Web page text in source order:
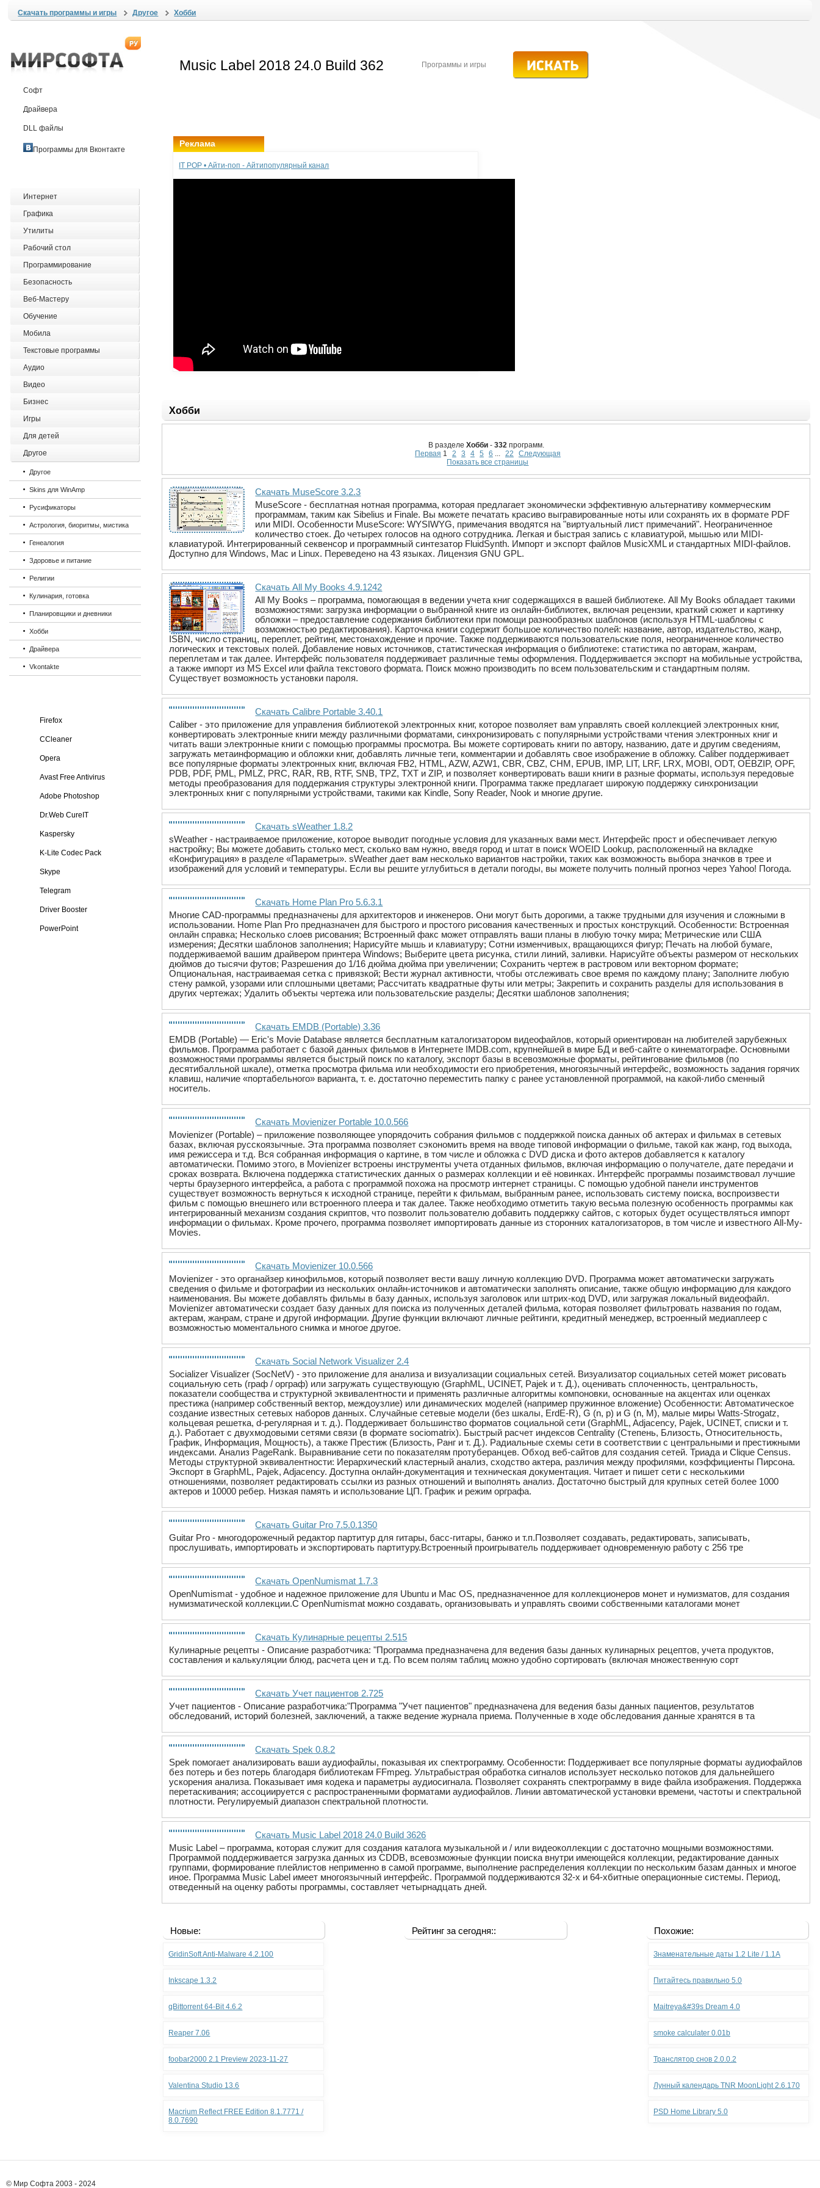
Скачать программы и игры Другое Хобби
Программы и игры
Софт
Драйвера
DLL файлы
Программы для Вконтакте
Интернет
Графика
Утилиты
Рабочий стол
Программирование
Безопасность
Веб-Мастеру
Обучение
Мобила
Текстовые программы
Аудио
Видео
Бизнес
Игры
Для детей
Другое
Другое
Skins для WinAmp
Русификаторы
Астрология, биоритмы, мистика
Генеалогия
Здоровье и питание
Религии
Кулинария, готовка
Планировщики и дневники
Хобби
Драйвера
Vkontakte
Firefox
CCleaner
Opera
Avast Free Antivirus
Adobe Photoshop
Dr.Web CureIT
Kaspersky
K-Lite Codec Pack
Skype
Telegram
Driver Booster
PowerPoint
Реклама
IT POP • Айти-поп - Айтипопулярный канал
Хобби
В разделе Хобби- 332программ.
Первая 1 2 3 4 5 6 ... 22
Следующая
Показать все страницы
Скачать MuseScore 3.2.3
MuseScore - бесплатная нотная программа, которая предлагает экономически эффективную альтернативу коммерческим
программам, таким как Sibelius и Finale. Вы можете печатать красиво выгравированные ноты или сохранять их в формате PDF
или MIDI. Особенности MuseScore: WYSIWYG, примечания вводятся на "виртуальный лист примечаний". Неограниченное
количество стоек. До четырех голосов на одного сотрудника. Легкая и быстрая запись с клавиатурой, мышью или MIDI-
клавиатурой. Интегрированный секвенсор и программный синтезатор FluidSynth. Импорт и экспорт файлов MusicXML и стандартных MIDI-файлов.
Доступно для Windows, Mac и Linux. Переведено на 43 языках. Лицензия GNU GPL.
Скачать All My Books 4.9.1242
All My Books – программа, помогающая в ведении учета книг содержащихся в вашей библиотеке. All My Books обладает такими
возможностями: загрузка информации о выбранной книге из онлайн-библиотек, включая рецензии, краткий сюжет и картинку
обложки – предоставление содержания библиотеки при помощи разнообразных шаблонов (используя HTML-шаблоны с
возможностью редактирования). Карточка книги содержит большое количество полей: название, автор, издательство, жанр,
ISBN, число страниц, переплет, рейтинг, местонахождение и прочие. Также поддерживаются пользовательские поля, неограниченное количество
логических и текстовых полей. Добавление новых источников, статистическая информация о библиотеке: статистика по авторам, жанрам,
переплетам и так далее. Интерфейс пользователя поддерживает различные темы оформления. Поддерживается экспорт на мобильные устройства,
а также импорт из MS Excel или файла текстового формата. Поиск можно производить по всем пользовательским и стандартным полям.
Существует возможность установки пароля.
Скачать Calibre Portable 3.40.1
Caliber - это приложение для управления библиотекой электронных книг, которое позволяет вам управлять своей коллекцией электронных книг,
конвертировать электронные книги между различными форматами, синхронизировать с популярными устройствами чтения электронных книг и
читать ваши электронные книги с помощью программы просмотра. Вы можете сортировать книги по автору, названию, дате и другим сведениям,
загружать метаинформацию и обложки книг, добавлять личные теги, комментарии и добавлять свое изображение в обложку. Caliber поддерживает
все популярные форматы электронных книг, включая FB2, HTML, AZW, AZW1, CBR, CBZ, CHM, EPUB, IMP, LIT, LRF, LRX, MOBI, ODT, OEBZIP, OPF,
PDB, PDF, PML, PMLZ, PRC, RAR, RB, RTF, SNB, TPZ, TXT и ZIP, и позволяет конвертировать ваши книги в разные форматы, используя передовые
методы преобразования для поддержания структуры электронной книги. Программа также предлагает широкую поддержку синхронизации
электронных книг с популярными устройствами, такими как Kindle, Sony Reader, Nook и многие другие.
Скачать sWeather 1.8.2
sWeather - настраиваемое приложение, которое выводит погодные условия для указанных вами мест. Интерфейс прост и обеспечивает легкую
настройку; Вы можете добавить столько мест, сколько вам нужно, введя город и штат в поиск WOEID Lookup, расположенный на вкладке
«Конфигурация» в разделе «Параметры». sWeather дает вам несколько вариантов настройки, таких как возможность выбора значков в трее и
изображений для условий и температуры. Если вы решите углубиться в детали погоды, вы можете получить полный прогноз через Yahoo! Погода.
Скачать Home Plan Pro 5.6.3.1
Многие CAD-программы предназначены для архитекторов и инженеров. Они могут быть дорогими, а также трудными для изучения и сложными в
использовании. Home Plan Pro предназначен для быстрого и простого рисования качественных и простых конструкций. Особенности: Встроенная
онлайн справка; Несколько слоев рисования; Встроенный факс может отправлять ваши планы в любую точку мира; Метрические или США
измерения; Десятки шаблонов заполнения; Нарисуйте мышь и клавиатуру; Сотни изменчивых, вращающихся фигур; Печать на любой бумаге,
поддерживаемой вашим драйвером принтера Windows; Выберите цвета рисунка, стили линий, заливки. Нарисуйте объекты размером от нескольких
дюймов до тысячи футов; Разрешения до 1/16 дюйма дюйма при увеличении; Сохранить чертеж в растровом или векторном формате;
Опциональная, настраиваемая сетка с привязкой; Вести журнал активности, чтобы отслеживать свое время по каждому плану; Заполните любую
стену рамкой, узорами или сплошными цветами; Рассчитать квадратные футы или метры; Закрепить и сохранить разделы для использования в
других чертежах; Удалить объекты чертежа или пользовательские разделы; Десятки шаблонов заполнения;
Скачать EMDB (Portable) 3.36
EMDB (Portable) — Eric's Movie Database является бесплатным каталогизатором видеофайлов, который ориентирован на любителей зарубежных
фильмов. Программа работает с базой данных фильмов в Интернете IMDB.com, крупнейшей в мире БД и веб-сайте о кинематографе. Основными
возможностями программы является быстрый поиск по каталогу, экспорт базы в всевозможные форматы, рейтингование фильмов (по
десятибалльной шкале), отметка просмотра фильма или необходимости его приобретения, многоязычный интерфейс, возможность задания горячих
клавиш, наличие «портабельного» варианта, т. е. достаточно переместить папку с ранее установленной программой, на какой-либо сменный
носитель.
Скачать Movienizer Portable 10.0.566
Movienizer (Portable) – приложение позволяющее упорядочить собрания фильмов с поддержкой поиска данных об актерах и фильмах в сетевых
базах, включая русскоязычные. Эта программа позволяет сэкономить время на вводе типовой информации о фильме, такой как жанр, год выхода,
имя режиссера и т.д. Вся собранная информация о картине, в том числе и обложка с DVD диска и фото актеров добавляется к каталогу
автоматически. Помимо этого, в Movienizer встроены инструменты учета отданных фильмов, включая информацию о получателе, дате передачи и
сроках возврата. Включена поддержка статистических данных о размерах коллекции и её новинках. Интерфейс программы позаимствовал лучшие
черты браузерного интерфейса, а работа с программой похожа на просмотр интернет страницы. С помощью удобной панели инструментов
существует возможность вернуться к исходной странице, перейти к фильмам, выбранным ранее, использовать систему поиска, воспроизвести
фильм с помощью внешнего или встроенного плеера и так далее. Также необходимо отметить такую весьма полезную особенность программы как
интегрированный механизм создания скриптов, что позволит пользователю добавить поддержку сайтов, с которых будет осуществляться импорт
информации о фильмах. Кроме прочего, программа позволяет импортировать данные из сторонних каталогизаторов, в том числе и известного All-My-
Movies.
Скачать Movienizer 10.0.566
Movienizer - это органайзер кинофильмов, который позволяет вести вашу личную коллекцию DVD. Программа может автоматически загружать
сведения о фильме и фотографии из нескольких онлайн-источников и автоматически заполнять описание, также общую информацию для каждого
наименования. Вы можете добавлять фильмы в базу данных, используя заголовок или штрих-код DVD, или загружая локальный видеофайл.
Movienizer автоматически создает базу данных для поиска из полученных деталей фильма, которая позволяет фильтровать названия по годам,
актерам, жанрам, стране и другой информации. Другие функции включают личные рейтинги, кредитный менеджер, встроенный медиаплеер с
возможностью моментального снимка и многое другое.
Скачать Social Network Visualizer 2.4
Socializer Visualizer (SocNetV) - это приложение для анализа и визуализации социальных сетей. Визуализатор социальных сетей может рисовать
социальную сеть (граф / орграф) или загружать существующую (GraphML, UCINET, Pajek и т. Д.), оценивать сплоченность, центральность,
показатели сообщества и структурной эквивалентности и применять различные алгоритмы компоновки, основанные на акцентах или оценках
престижа (например собственный вектор, междоузлие) или динамических моделей (например пружинное вложение) Особенности: Автоматическое
создание известных сетевых наборов данных. Случайные сетевые модели (без шкалы, ErdЕ-R), G (n, p) и G (n, M), малые миры Watts-Strogatz,
кольцевая решетка, d-регулярная и т. д.). Поддерживает большинство форматов социальной сети (GraphML, Adjacency, Pajek, UCINET, списки и т.
д.). Работает с двухмодовыми сетями связи (в формате sociomatrix). Быстрый расчет индексов Centrality (Степень, Близость, Относительность,
График, Информация, Мощность), а также Престиж (Близость, Ранг и т. Д.). Радиальные схемы сети в соответствии с центральными и престижными
индексами. Анализ PageRank. Выравнивание сети по показателям протуберанцев. Обход веб-сайтов для создания сетей. Триада и Clique Census.
Методы структурной эквивалентности: Иерархический кластерный анализ, сходство актера, различия между профилями, коэффициенты Пирсона.
Экспорт в GraphML, Pajek, Adjacency. Доступна онлайн-документация и техническая документация. Читает и пишет сети с несколькими
отношениями, позволяет редактировать ссылки из разных отношений и выполнять анализ. Достаточно быстрый для крупных сетей более 1000
актеров и 10000 ребер. Низкая память и использование ЦП. График и режим орграфа.
Скачать Guitar Pro 7.5.0.1350
Guitar Pro - многодорожечный редактор партитур для гитары, басс-гитары, банжо и т.п.Позволяет создавать, редактировать, записывать,
прослушивать, импортировать и экспортировать партитуру.Встроенный проигрыватель поддерживает одновременную работу с 256 тре
Скачать OpenNumismat 1.7.3
OpenNumismat - удобное и надежное приложение для Ubuntu и Mac OS, предназначенное для коллекционеров монет и нумизматов, для создания
нумизматической коллекции.С OpenNumismat можно создавать, организовывать и управлять своими собственными каталогами монет
Скачать Кулинарные рецепты 2.515
Кулинарные рецепты - Описание разработчика: "Программа предназначена для ведения базы данных кулинарных рецептов, учета продуктов,
составления и калькуляции блюд, расчета цен и т.д. По всем полям таблиц можно удобно сортировать (включая множественную сорт
Скачать Учет пациентов 2.725
Учет пациентов - Описание разработчика:"Программа "Учет пациентов" предназначена для ведения базы данных пациентов, результатов
обследований, историй болезней, заключений, а также ведение журнала приема. Полученные в ходе обследования данные хранятся в та
Скачать Spek 0.8.2
Spek помогает анализировать ваши аудиофайлы, показывая их спектрограмму. Особенности: Поддерживает все популярные форматы аудиофайлов
без потерь и без потерь благодаря библиотекам FFmpeg. Ультрабыстрая обработка сигналов использует несколько потоков для дальнейшего
ускорения анализа. Показывает имя кодека и параметры аудиосигнала. Позволяет сохранять спектрограмму в виде файла изображения. Поддержка
перетаскивания; ассоциируется с распространенными форматами аудиофайлов. Линии автоматической установки времени, частоты и спектральной
плотности. Регулируемый диапазон спектральной плотности.
Скачать Music Label 2018 24.0 Build 3626
Music Label – программа, которая служит для создания каталога музыкальной и / или видеоколлекции с достаточно мощными возможностями.
Программой поддерживается загрузка данных из CDDB, всевозможные функции поиска внутри имеющейся коллекции, редактирование данных
группами, формирование плейлистов неприменно в самой программе, выполнение распределения коллекции по нескольким базам данных и многое
иное. Программа Music Label имеет многоязычный интерфейс. Программой поддерживаются 32-х и 64-хбитные операционные системы. Период,
отведенный на оценку работы программы, составляет четырнадцать дней.
Новые:
GridinSoft Anti-Malware 4.2.100
Inkscape 1.3.2
qBittorrent 64-Bit 4.6.2
Reaper 7.06
foobar2000 2.1 Preview 2023-11-27
Valentina Studio 13.6
Macrium Reflect FREE Edition 8.1.7771 /
8.0.7690
Рейтинг за сегодня:: Похожие:
Знаменательные даты 1.2 Lite / 1.1A
Питайтесь правильно 5.0
Maitreya&#39s Dream 4.0
smoke calculater 0.01b
Транслятор снов 2.0.0.2
Лунный календарь TNR MoonLight 2.6.170
PSD Home Library 5.0
© Мир Софта 2003 - 2024